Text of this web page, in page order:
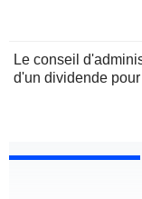
Le conseil
d'un dividende